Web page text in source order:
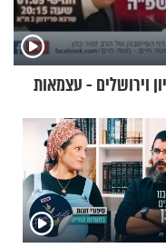
וירושלים - עצמאות